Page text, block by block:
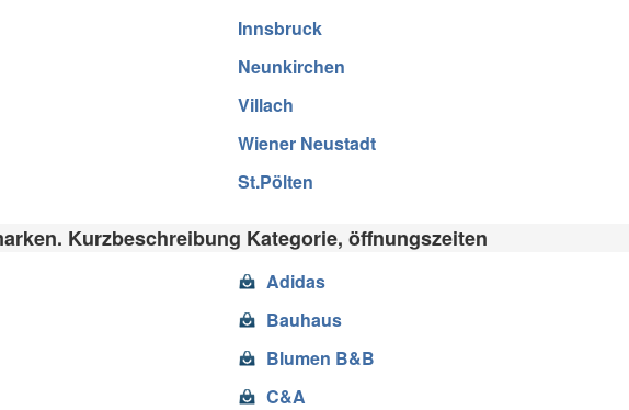
Innsbruck
Neunkirchen
Villach
Wiener Neustadt
St.Pölten
Kurzbeschreibung Kategorie, öffnungszeiten
Adidas
Bauhaus
Blumen B&B
C&A